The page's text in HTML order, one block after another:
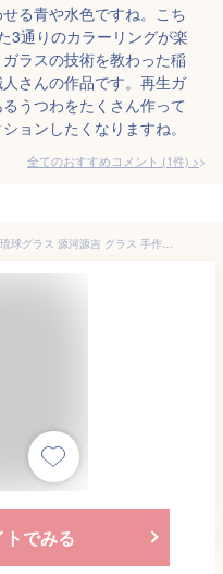
る青や水色ですね。こち
3通りのカラーリングが楽
ラスの技術を教わった稲
さんの作品です。再生ガ
うつわをたくさん作って
ョンしたくなりますね。
全てのおすすめコメント (1件) >
【沖縄県産】【源河源吉】琉球ガラス 琉球グラス 源河源吉 グラス 手作り琉球グラス 引き出物 ニューコーラル ロックグラス 水色 焼酎 焼酎グラス 泡盛 泡盛グラス
でみる